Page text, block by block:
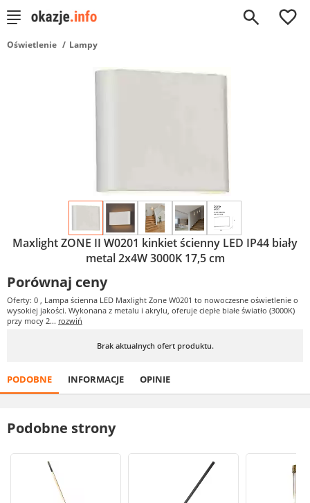
0
Oświetlenie Lampy
Maxlight ZONE II W0201 kinkiet ścienny LED IP44 biały
metal 2x4W 3000K 17,5 cm
Porównaj ceny
Oferty: 0 , Lampa ścienna LED Maxlight Zone W0201 to nowoczesne oświetlenie o
wysokiej jakości. Wykonana z metalu i akrylu, oferuje ciepłe białe światło (3000K)
przy mocy 2... rozwiń
Brak aktualnych ofert produktu.
PODOBNE INFORMACJE OPINIE
Podobne strony